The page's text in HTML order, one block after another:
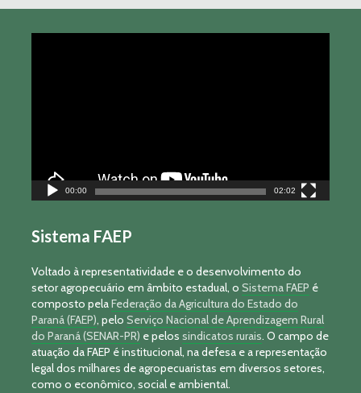
00:00 02:02
Sistema FAEP
Voltado à representatividade e o desenvolvimento do
setor agropecuário em âmbito estadual, o Sistema FAEP é
composto pelaFederação da Agricultura do Estado do
Paraná (FAEP), pelo Serviço Nacional de Aprendizagem Rural
do Paraná (SENAR-PR) e pelos sindicatos rurais. O campo de
atuação da FAEP é institucional, na defesa e a representação
legal dos milhares de agropecuaristas em diversos setores,
como o econômico, social e ambiental.